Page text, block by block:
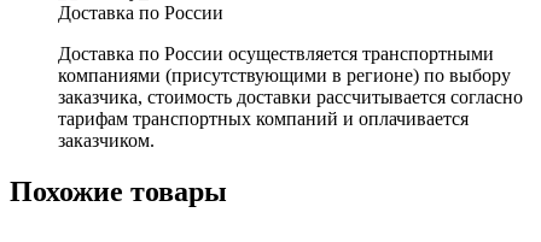
Доставка по России
Доставка по России осуществляется транспортными
компаниями (присутствующими в регионе) по выбору
заказчика, стоимость доставки рассчитывается согласно
тарифам транспортных компаний и оплачивается
заказчиком.
Похожие товары